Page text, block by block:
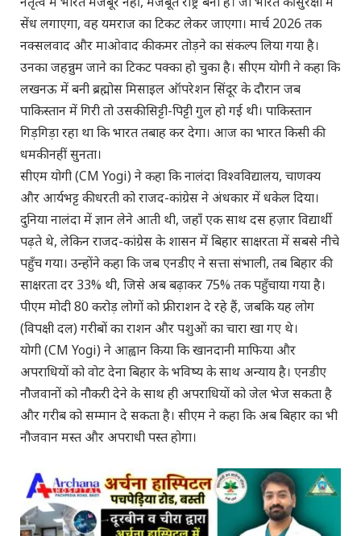
सेंध लगाएगा, वह यमराज का टिकट लेकर जाएगा। मार्च 2026 तक
नक्सलवाद और माओवाद की कमर तोड़ने का संकल्प लिया गया है।
उनका जहन्नुम जाने का टिकट पक्का हो चुका है। सीएम योगी ने कहा कि
लखनऊ में बनी ब्रह्मोस मिसाइल ऑपरेशन सिंदूर के दौरान जब
पाकिस्तान में गिरी तो उसकी सिट्टी-पिट्टी गुल हो गई थी। पाकिस्तान
गिड़गिड़ा रहा था कि भारत तबाह कर देगा। आज का भारत किसी की
धमकी नहीं सुनता।
सीएम योगी (CM Yogi) ने कहा कि नालंदा विश्वविद्यालय, चाणक्य
और आर्यभट्ट की धरती को राजद-कांग्रेस ने अंधकार में धकेल दिया।
दुनिया नालंदा में ज्ञान लेने आती थी, जहाँ एक साथ दस हज़ार विद्यार्थी
पढ़ते थे, लेकिन राजद-कांग्रेस के शासन में बिहार साक्षरता में सबसे नीचे
पहुँच गया। उन्होंने कहा कि जब एनडीए ने सत्ता संभाली, तब बिहार की
साक्षरता दर 33% थी, जिसे अब बढ़ाकर 75% तक पहुँचाया गया है।
पीएम मोदी 80 करोड़ लोगों को फ्री राशन दे रहे हैं, जबकि यह लोग
(विपक्षी दल) गरीबों का राशन और पशुओं का चारा खा गए थे।
योगी (CM Yogi) ने आह्वान किया कि खानदानी माफिया और
अपराधियों को वोट देना बिहार के भविष्य के साथ अन्याय है। एनडीए
नौजवानों को नौकरी देने के साथ ही अपराधियों को जेल भेज सकता है
और गरीब को सम्मान दे सकता है। सीएम ने कहा कि अब बिहार का भी
नौजवान मस्त और अपराधी पस्त होगा।